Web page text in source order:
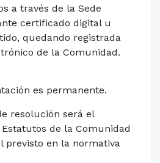
a través de la Sede
certificado digital u
quedando registrada
de la Comunidad.
es permanente.
resolución será el
de la Comunidad
previsto en la normativa